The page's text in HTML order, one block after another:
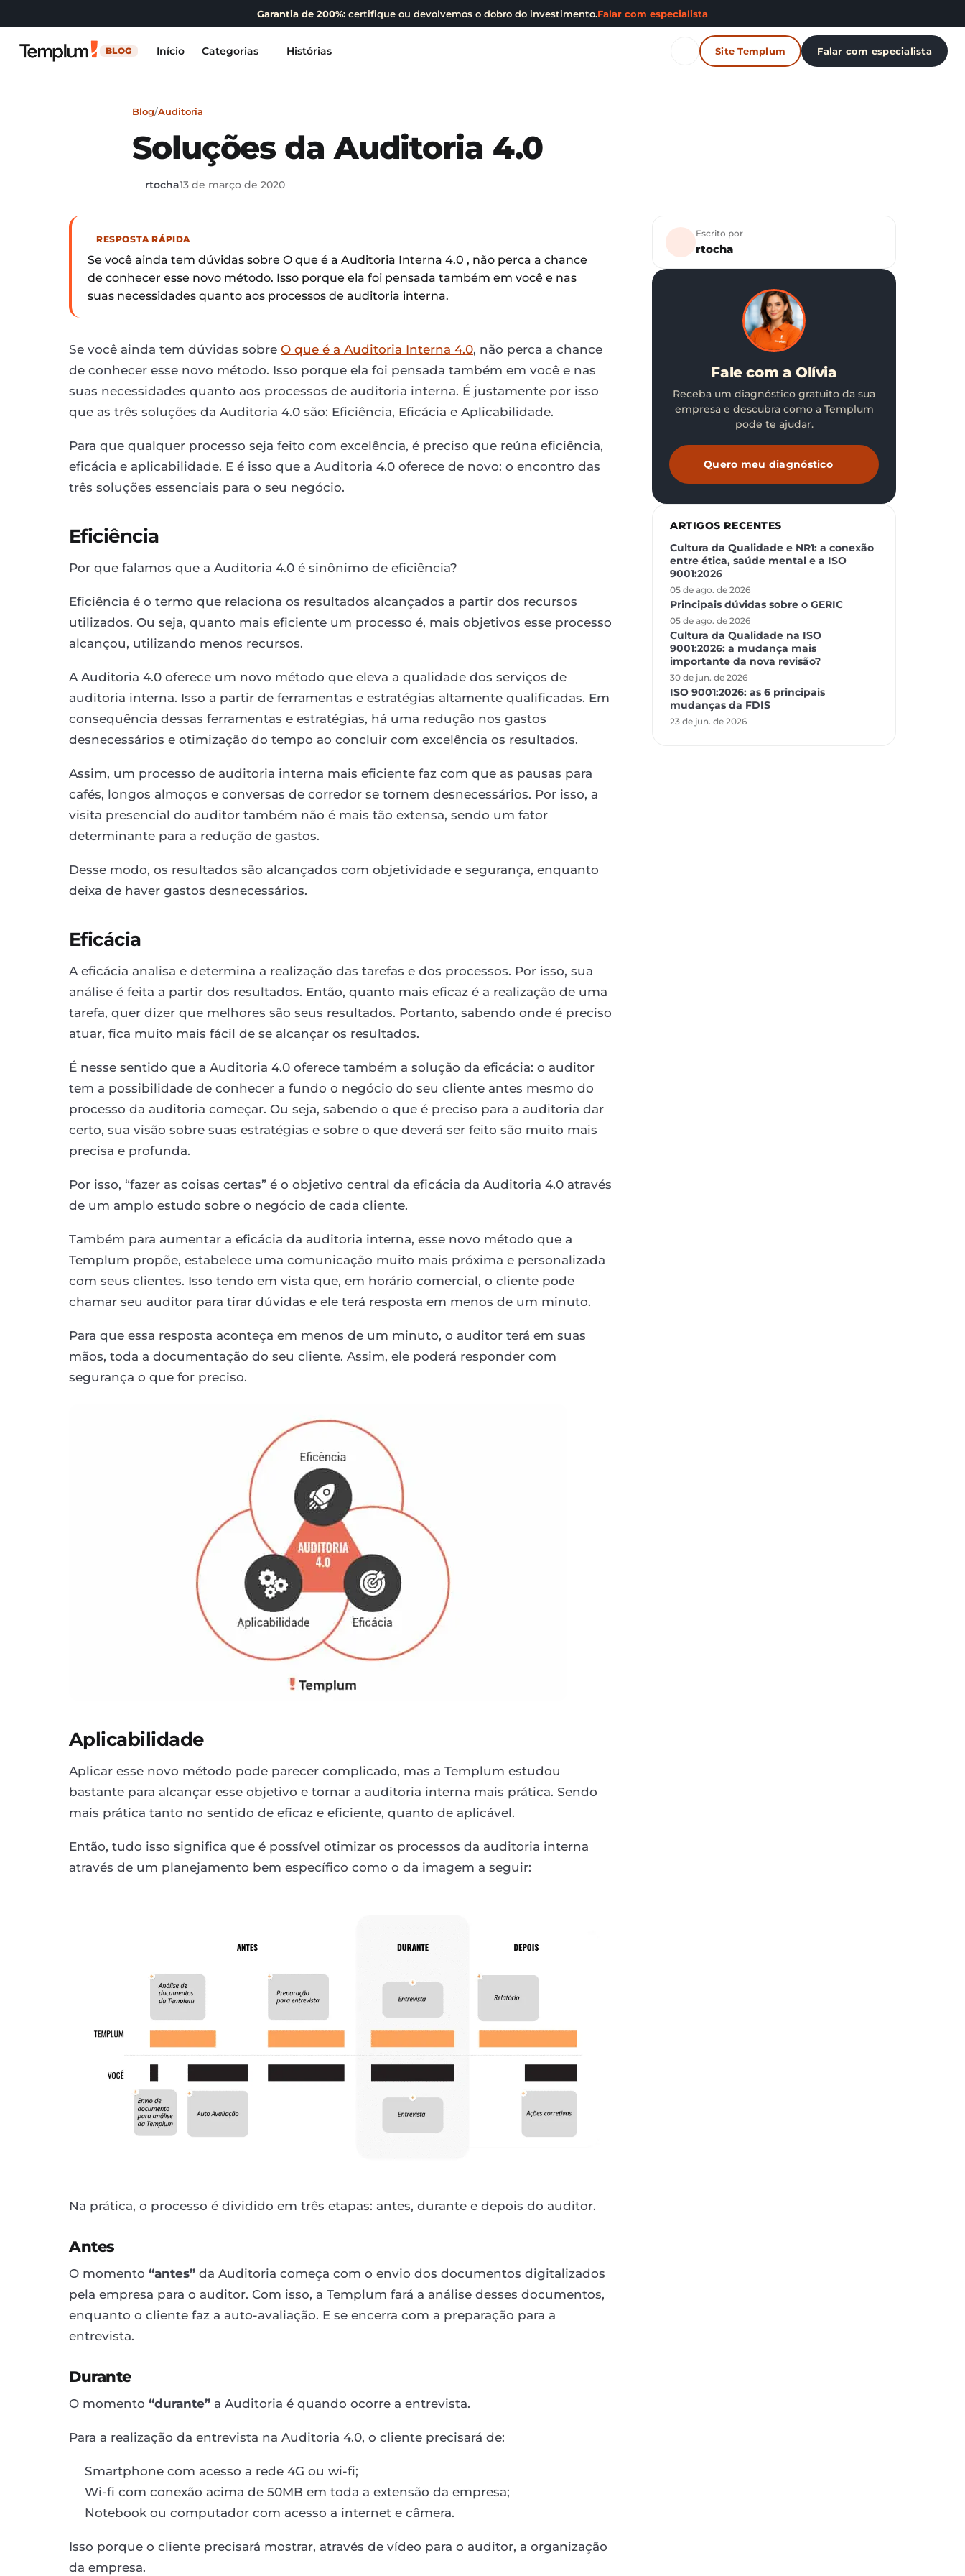
Garantia de 200%: certifique ou devolvemos o dobro do investimento.Falar com especialista
BLOG Início Categorias Histórias Site Templum Falar com especialista
Blog/Auditoria
Soluções da Auditoria 4.0
rtocha13 de março de 2020
RESPOSTA RÁPIDA
Se você ainda tem dúvidas sobre O que é a Auditoria Interna 4.0 , não perca a chance
de conhecer esse novo método. Isso porque ela foi pensada também em você e nas
suas necessidades quanto aos processos de auditoria interna.
Se você ainda tem dúvidas sobre O que é a Auditoria Interna 4.0, não perca a chance
de conhecer esse novo método. Isso porque ela foi pensada também em você e nas
suas necessidades quanto aos processos de auditoria interna. É justamente por isso
que as três soluções da Auditoria 4.0 são: Eficiência, Eficácia e Aplicabilidade.
Para que qualquer processo seja feito com excelência, é preciso que reúna eficiência,
eficácia e aplicabilidade. E é isso que a Auditoria 4.0 oferece de novo: o encontro das
três soluções essenciais para o seu negócio.
Eficiência
Por que falamos que a Auditoria 4.0 é sinônimo de eficiência?
Eficiência é o termo que relaciona os resultados alcançados a partir dos recursos
utilizados. Ou seja, quanto mais eficiente um processo é, mais objetivos esse processo
alcançou, utilizando menos recursos.
A Auditoria 4.0 oferece um novo método que eleva a qualidade dos serviços de
auditoria interna. Isso a partir de ferramentas e estratégias altamente qualificadas. Em
consequência dessas ferramentas e estratégias, há uma redução nos gastos
desnecessários e otimização do tempo ao concluir com excelência os resultados.
Assim, um processo de auditoria interna mais eficiente faz com que as pausas para
cafés, longos almoços e conversas de corredor se tornem desnecessários. Por isso, a
visita presencial do auditor também não é mais tão extensa, sendo um fator
determinante para a redução de gastos.
Desse modo, os resultados são alcançados com objetividade e segurança, enquanto
deixa de haver gastos desnecessários.
Eficácia
A eficácia analisa e determina a realização das tarefas e dos processos. Por isso, sua
análise é feita a partir dos resultados. Então, quanto mais eficaz é a realização de uma
tarefa, quer dizer que melhores são seus resultados. Portanto, sabendo onde é preciso
atuar, fica muito mais fácil de se alcançar os resultados.
É nesse sentido que a Auditoria 4.0 oferece também a solução da eficácia: o auditor
tem a possibilidade de conhecer a fundo o negócio do seu cliente antes mesmo do
processo da auditoria começar. Ou seja, sabendo o que é preciso para a auditoria dar
certo, sua visão sobre suas estratégias e sobre o que deverá ser feito são muito mais
precisa e profunda.
Por isso, “fazer as coisas certas” é o objetivo central da eficácia da Auditoria 4.0 através
de um amplo estudo sobre o negócio de cada cliente.
Também para aumentar a eficácia da auditoria interna, esse novo método que a
Templum propõe, estabelece uma comunicação muito mais próxima e personalizada
com seus clientes. Isso tendo em vista que, em horário comercial, o cliente pode
chamar seu auditor para tirar dúvidas e ele terá resposta em menos de um minuto.
Para que essa resposta aconteça em menos de um minuto, o auditor terá em suas
mãos, toda a documentação do seu cliente. Assim, ele poderá responder com
segurança o que for preciso.
Aplicabilidade
Aplicar esse novo método pode parecer complicado, mas a Templum estudou
bastante para alcançar esse objetivo e tornar a auditoria interna mais prática. Sendo
mais prática tanto no sentido de eficaz e eficiente, quanto de aplicável.
Então, tudo isso significa que é possível otimizar os processos da auditoria interna
através de um planejamento bem específico como o da imagem a seguir:
Na prática, o processo é dividido em três etapas: antes, durante e depois do auditor.
Antes
O momento “antes” da Auditoria começa com o envio dos documentos digitalizados
pela empresa para o auditor. Com isso, a Templum fará a análise desses documentos,
enquanto o cliente faz a auto-avaliação. E se encerra com a preparação para a
entrevista.
Durante
O momento “durante” a Auditoria é quando ocorre a entrevista.
Para a realização da entrevista na Auditoria 4.0, o cliente precisará de:
Smartphone com acesso a rede 4G ou wi-fi;
Wi-fi com conexão acima de 50MB em toda a extensão da empresa;
Notebook ou computador com acesso a internet e câmera.
Isso porque o cliente precisará mostrar, através de vídeo para o auditor, a organização
da empresa.
Escrito por
rtocha
Fale com a Olívia
Receba um diagnóstico gratuito da sua
empresa e descubra como a Templum
pode te ajudar.
Quero meu diagnóstico
ARTIGOS RECENTES
Cultura da Qualidade e NR1: a conexão
entre ética, saúde mental e a ISO
9001:2026
05 de ago. de 2026
Principais dúvidas sobre o GERIC
05 de ago. de 2026
Cultura da Qualidade na ISO
9001:2026: a mudança mais
importante da nova revisão?
30 de jun. de 2026
ISO 9001:2026: as 6 principais
mudanças da FDIS
23 de jun. de 2026